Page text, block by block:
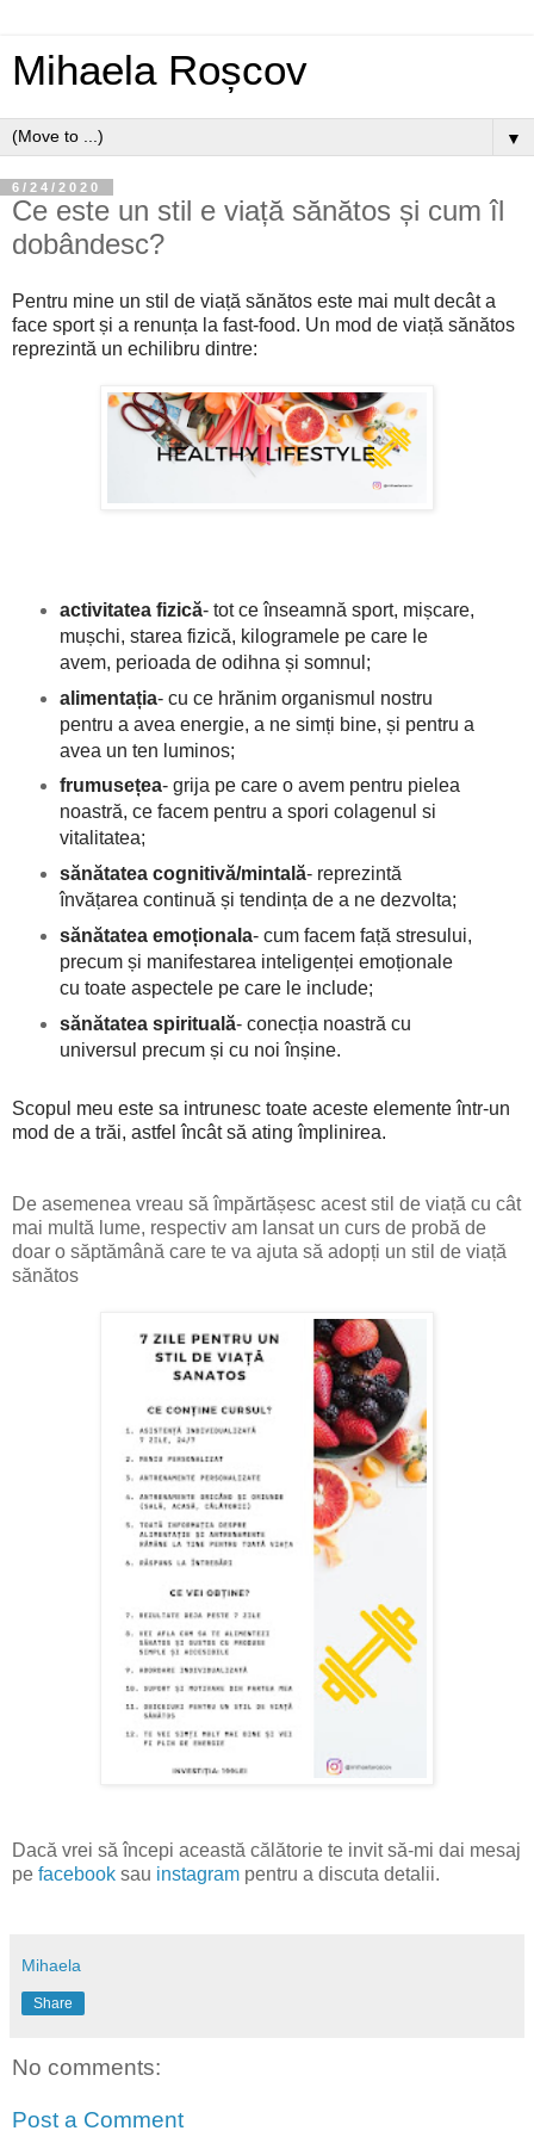
Mihaela Roșcov
▼
6/24/2020
Ce este un stil e viață sănătos și cum îl
dobândesc?
Pentru mine un stil de viață sănătos este mai mult decât a
face sport și a renunța la fast-food. Un mod de viață sănătos
reprezintă un echilibru dintre:
activitatea fizică- tot ce înseamnă sport, mișcare,
mușchi, starea fizică, kilogramele pe care le
avem, perioada de odihna și somnul;
alimentația- cu ce hrănim organismul nostru
pentru a avea energie, a ne simți bine, și pentru a
avea un ten luminos;
frumusețea- grija pe care o avem pentru pielea
noastră, ce facem pentru a spori colagenul si
vitalitatea;
sănătatea cognitivă/mintală- reprezintă
învățarea continuă și tendința de a ne dezvolta;
sănătatea emoționala- cum facem față stresului,
precum și manifestarea inteligenței emoționale
cu toate aspectele pe care le include;
sănătatea spirituală- conecția noastră cu
universul precum și cu noi înșine.
Scopul meu este sa intrunesc toate aceste elemente într-un
mod de a trăi, astfel încât să ating împlinirea.
De asemenea vreau să împărtășesc acest stil de viață cu cât
mai multă lume, respectiv am lansat un curs de probă de
doar o săptămână care te va ajuta să adopți un stil de viață
sănătos
Dacă vrei să începi această călătorie te invit să-mi dai mesaj
pe facebook sau instagram pentru a discuta detalii.
Mihaela
Share
No comments:
Post a Comment